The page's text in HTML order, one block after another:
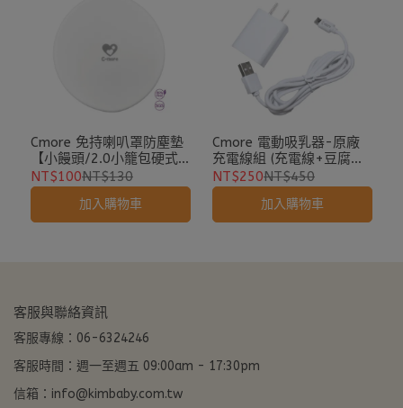
Cmore 免持喇叭罩防塵墊
【小饅頭/2.0小籠包硬式
專用】
NT$100NT$130
加入購物車
Cmore 電動吸乳器-原廠
充電線組 (充電線+豆腐插
頭)
NT$250NT$450
加入購物車
客服與聯絡資訊
客服專線：06-6324246
客服時間：週一至週五 09:00am - 17:30pm
信箱：info@kimbaby.com.tw